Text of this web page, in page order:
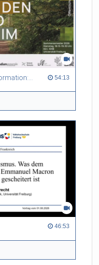
Between tradition and transformation: how owners, advisers and institutions co-create knowledge for resilient forests in Europe 54:13
46:53